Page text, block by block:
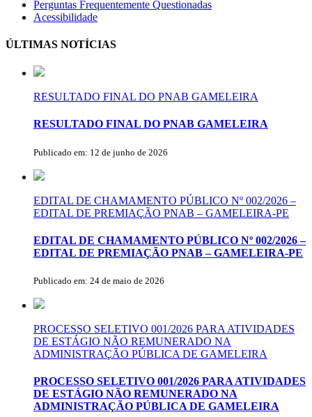
Perguntas Frequentemente Questionadas
Acessibilidade
ÚLTIMAS NOTÍCIAS
RESULTADO FINAL DO PNAB GAMELEIRA
RESULTADO FINAL DO PNAB GAMELEIRA
Publicado em: 12 de junho de 2026
EDITAL DE CHAMAMENTO PÚBLICO Nº 002/2026 –
EDITAL DE PREMIAÇÃO PNAB – GAMELEIRA-PE
EDITAL DE CHAMAMENTO PÚBLICO Nº 002/2026 –
EDITAL DE PREMIAÇÃO PNAB – GAMELEIRA-PE
Publicado em: 24 de maio de 2026
PROCESSO SELETIVO 001/2026 PARA ATIVIDADES
DE ESTÁGIO NÃO REMUNERADO NA
ADMINISTRAÇÃO PÚBLICA DE GAMELEIRA
PROCESSO SELETIVO 001/2026 PARA ATIVIDADES
DE ESTÁGIO NÃO REMUNERADO NA
ADMINISTRAÇÃO PÚBLICA DE GAMELEIRA